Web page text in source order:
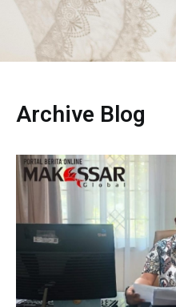
Archive Blog